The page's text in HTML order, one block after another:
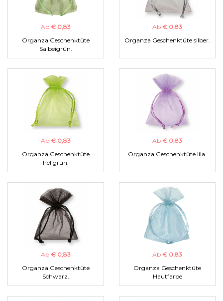
Ab € 0,83
Organza Geschenktüte
Salbeigrün.
Ab € 0,83
Organza Geschenktüte silber.
Ab € 0,83
Organza Geschenktüte
hellgrün.
Ab € 0,83
Organza Geschenktüte lila.
Ab € 0,83
Organza Geschenktüte
Schwarz.
Ab € 0,83
Organza Geschenktüte
Hautfarbe